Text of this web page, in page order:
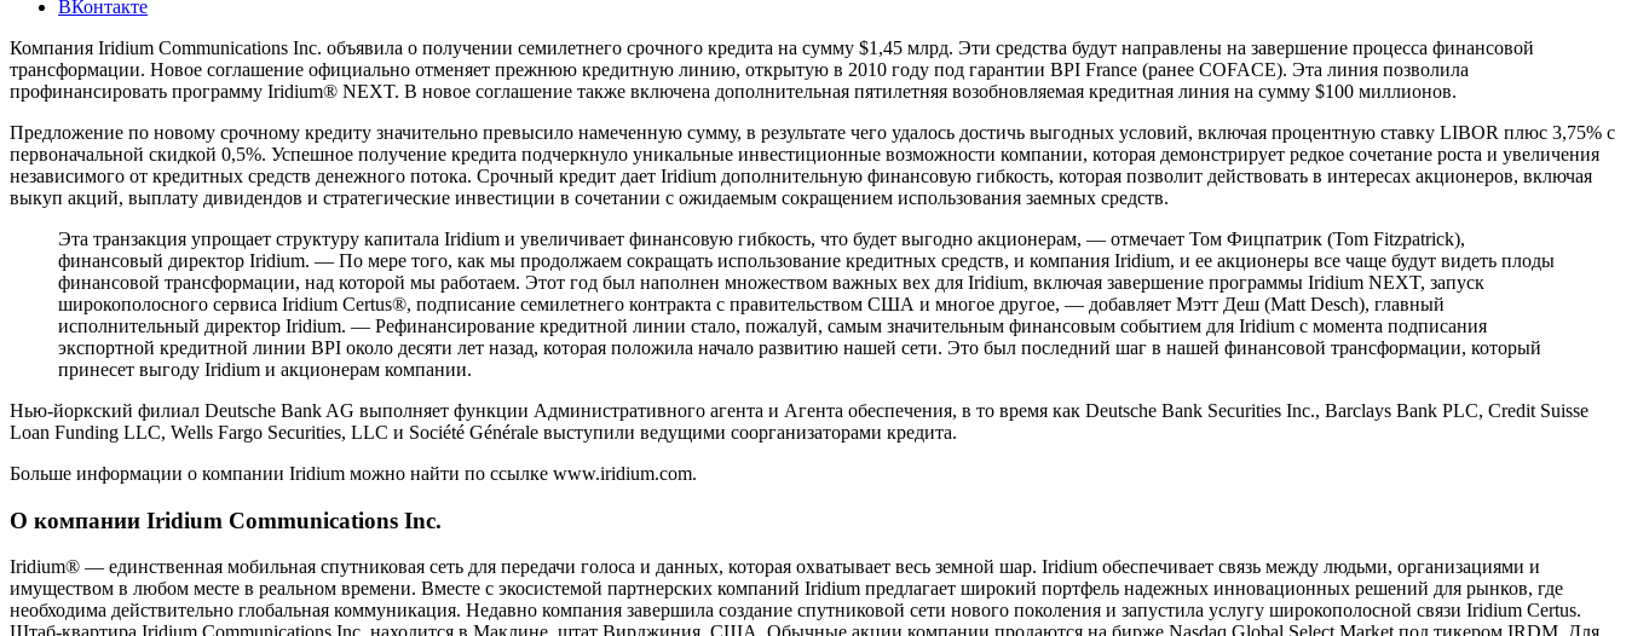
ВКонтакте
Компания Iridium Communications Inc. объявила о получении семилетнего срочного кредита на сумму $1,45 млрд. Эти средства будут направлены на завершение процесса финансовой
трансформации. Новое соглашение официально отменяет прежнюю кредитную линию, открытую в 2010 году под гарантии BPI France (ранее COFACE). Эта линия позволила
профинансировать программу Iridium® NEXT. В новое соглашение также включена дополнительная пятилетняя возобновляемая кредитная линия на сумму $100 миллионов.
Предложение по новому срочному кредиту значительно превысило намеченную сумму, в результате чего удалось достичь выгодных условий, включая процентную ставку LIBOR плюс 3,75% с
первоначальной скидкой 0,5%. Успешное получение кредита подчеркнуло уникальные инвестиционные возможности компании, которая демонстрирует редкое сочетание роста и увеличения
независимого от кредитных средств денежного потока. Срочный кредит дает Iridium дополнительную финансовую гибкость, которая позволит действовать в интересах акционеров, включая
выкуп акций, выплату дивидендов и стратегические инвестиции в сочетании с ожидаемым сокращением использования заемных средств.
Эта транзакция упрощает структуру капитала Iridium и увеличивает финансовую гибкость, что будет выгодно акционерам, — отмечает Том Фицпатрик (Tom Fitzpatrick),
финансовый директор Iridium. — По мере того, как мы продолжаем сокращать использование кредитных средств, и компания Iridium, и ее акционеры все чаще будут видеть плоды
финансовой трансформации, над которой мы работаем. Этот год был наполнен множеством важных вех для Iridium, включая завершение программы Iridium NEXT, запуск
широкополосного сервиса Iridium Certus®, подписание семилетнего контракта с правительством США и многое другое, — добавляет Мэтт Деш (Matt Desch), главный
исполнительный директор Iridium. — Рефинансирование кредитной линии стало, пожалуй, самым значительным финансовым событием для Iridium с момента подписания
экспортной кредитной линии BPI около десяти лет назад, которая положила начало развитию нашей сети. Это был последний шаг в нашей финансовой трансформации, который
принесет выгоду Iridium и акционерам компании.
Нью-йоркский филиал Deutsche Bank AG выполняет функции Административного агента и Агента обеспечения, в то время как Deutsche Bank Securities Inc., Barclays Bank PLC, Credit Suisse
Loan Funding LLC, Wells Fargo Securities, LLC и Société Générale выступили ведущими соорганизаторами кредита.
Больше информации о компании Iridium можно найти по ссылке www.iridium.com.
О компании Iridium Communications Inc.
Iridium® — единственная мобильная спутниковая сеть для передачи голоса и данных, которая охватывает весь земной шар. Iridium обеспечивает связь между людьми, организациями и
имуществом в любом месте в реальном времени. Вместе с экосистемой партнерских компаний Iridium предлагает широкий портфель надежных инновационных решений для рынков, где
необходима действительно глобальная коммуникация. Недавно компания завершила создание спутниковой сети нового поколения и запустила услугу широкополосной связи Iridium Certus.